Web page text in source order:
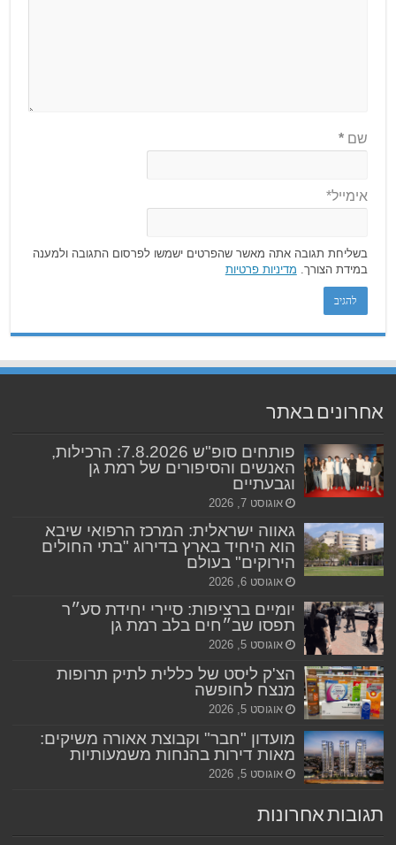
שם*
אימייל*
בשליחת תגובה אתה מאשר שהפרטים ישמשו לפרסום התגובה ולמענה
במידת הצורך. מדיניות פרטיות
אחרונים באתר
פותחים סופ"ש 7.8.2026: הרכילות,
האנשים והסיפורים של רמת גן
וגבעתיים
אוגוסט 7, 2026
גאווה ישראלית: המרכז הרפואי שיבא
הוא היחיד בארץ בדירוג "בתי החולים
הירוקים" בעולם
אוגוסט 6, 2026
יומיים ברציפות: סיירי יחידת סע״ר
תפסו שב״חים בלב רמת גן
אוגוסט 5, 2026
הצ'ק ליסט של כללית לתיק תרופות
מנצח לחופשה
אוגוסט 5, 2026
מועדון "חבר" וקבוצת אאורה משיקים:
מאות דירות בהנחות משמעותיות
אוגוסט 5, 2026
תגובות אחרונות